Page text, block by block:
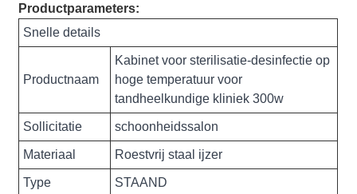
Productparameters:
Snelle details
Productnaam
Kabinet voor sterilisatie-desinfectie op
hoge temperatuur voor
tandheelkundige kliniek 300w
Sollicitatie schoonheidssalon
Materiaal Roestvrij staal ijzer
Type STAAND